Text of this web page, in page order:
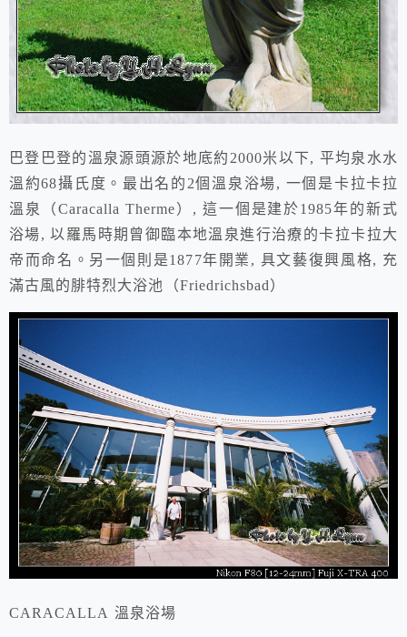
巴登巴登的溫泉源頭源於地底約2000米以下, 平均泉水水
溫約68攝氏度。最出名的2個溫泉浴場, 一個是卡拉卡拉
溫泉
（Caracalla Therme） , 這一個是建於1985年的新式
浴場, 以羅馬時期曾御臨本地溫泉進行治療的卡拉卡拉大
帝而命名。另一個則是1877年開業, 具文藝復興風格, 充
滿古風的腓特烈大浴池
（Friedrichsbad）
CARACALLA 溫泉浴場